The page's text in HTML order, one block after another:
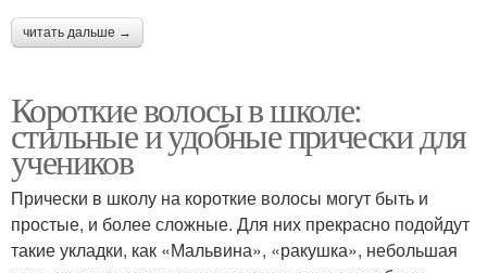
читать дальше →
Короткие волосы в школе:
стильные и удобные прически для
учеников
Прически в школу на короткие волосы могут быть и
простые, и более сложные. Для них прекрасно подойдут
такие укладки, как «Мальвина», «ракушка», небольшая